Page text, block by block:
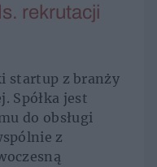
rekrutacji
startup z branży
Spółka jest
do obsługi
z